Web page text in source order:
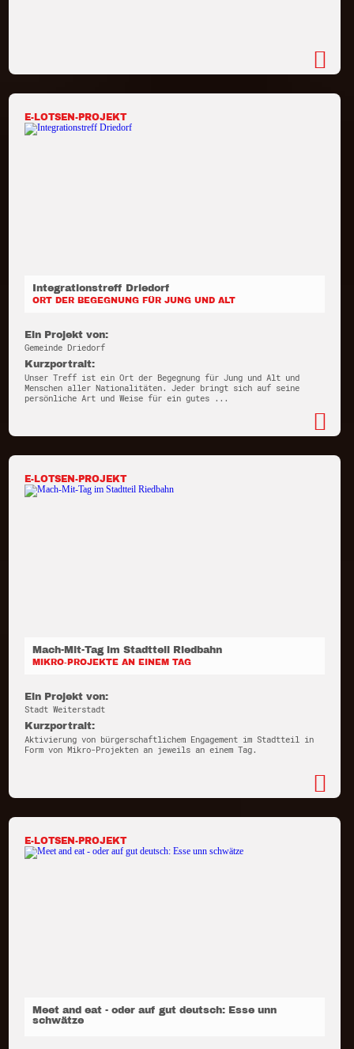
E-LOTSEN-PROJEKT
Integrationstreff Driedorf
ORT DER BEGEGNUNG FÜR JUNG UND ALT
Ein Projekt von:
Gemeinde Driedorf
Kurzportrait:
Unser Treff ist ein Ort der Begegnung für Jung und Alt und
Menschen aller Nationalitäten. Jeder bringt sich auf seine
persönliche Art und Weise für ein gutes ...
E-LOTSEN-PROJEKT
Mach-Mit-Tag im Stadtteil Riedbahn
MIKRO-PROJEKTE AN EINEM TAG
Ein Projekt von:
Stadt Weiterstadt
Kurzportrait:
Aktivierung von bürgerschaftlichem Engagement im Stadtteil in
Form von Mikro-Projekten an jeweils an einem Tag.
E-LOTSEN-PROJEKT
Meet and eat - oder auf gut deutsch: Esse unn
schwätze